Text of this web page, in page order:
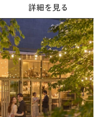
詳細を見る